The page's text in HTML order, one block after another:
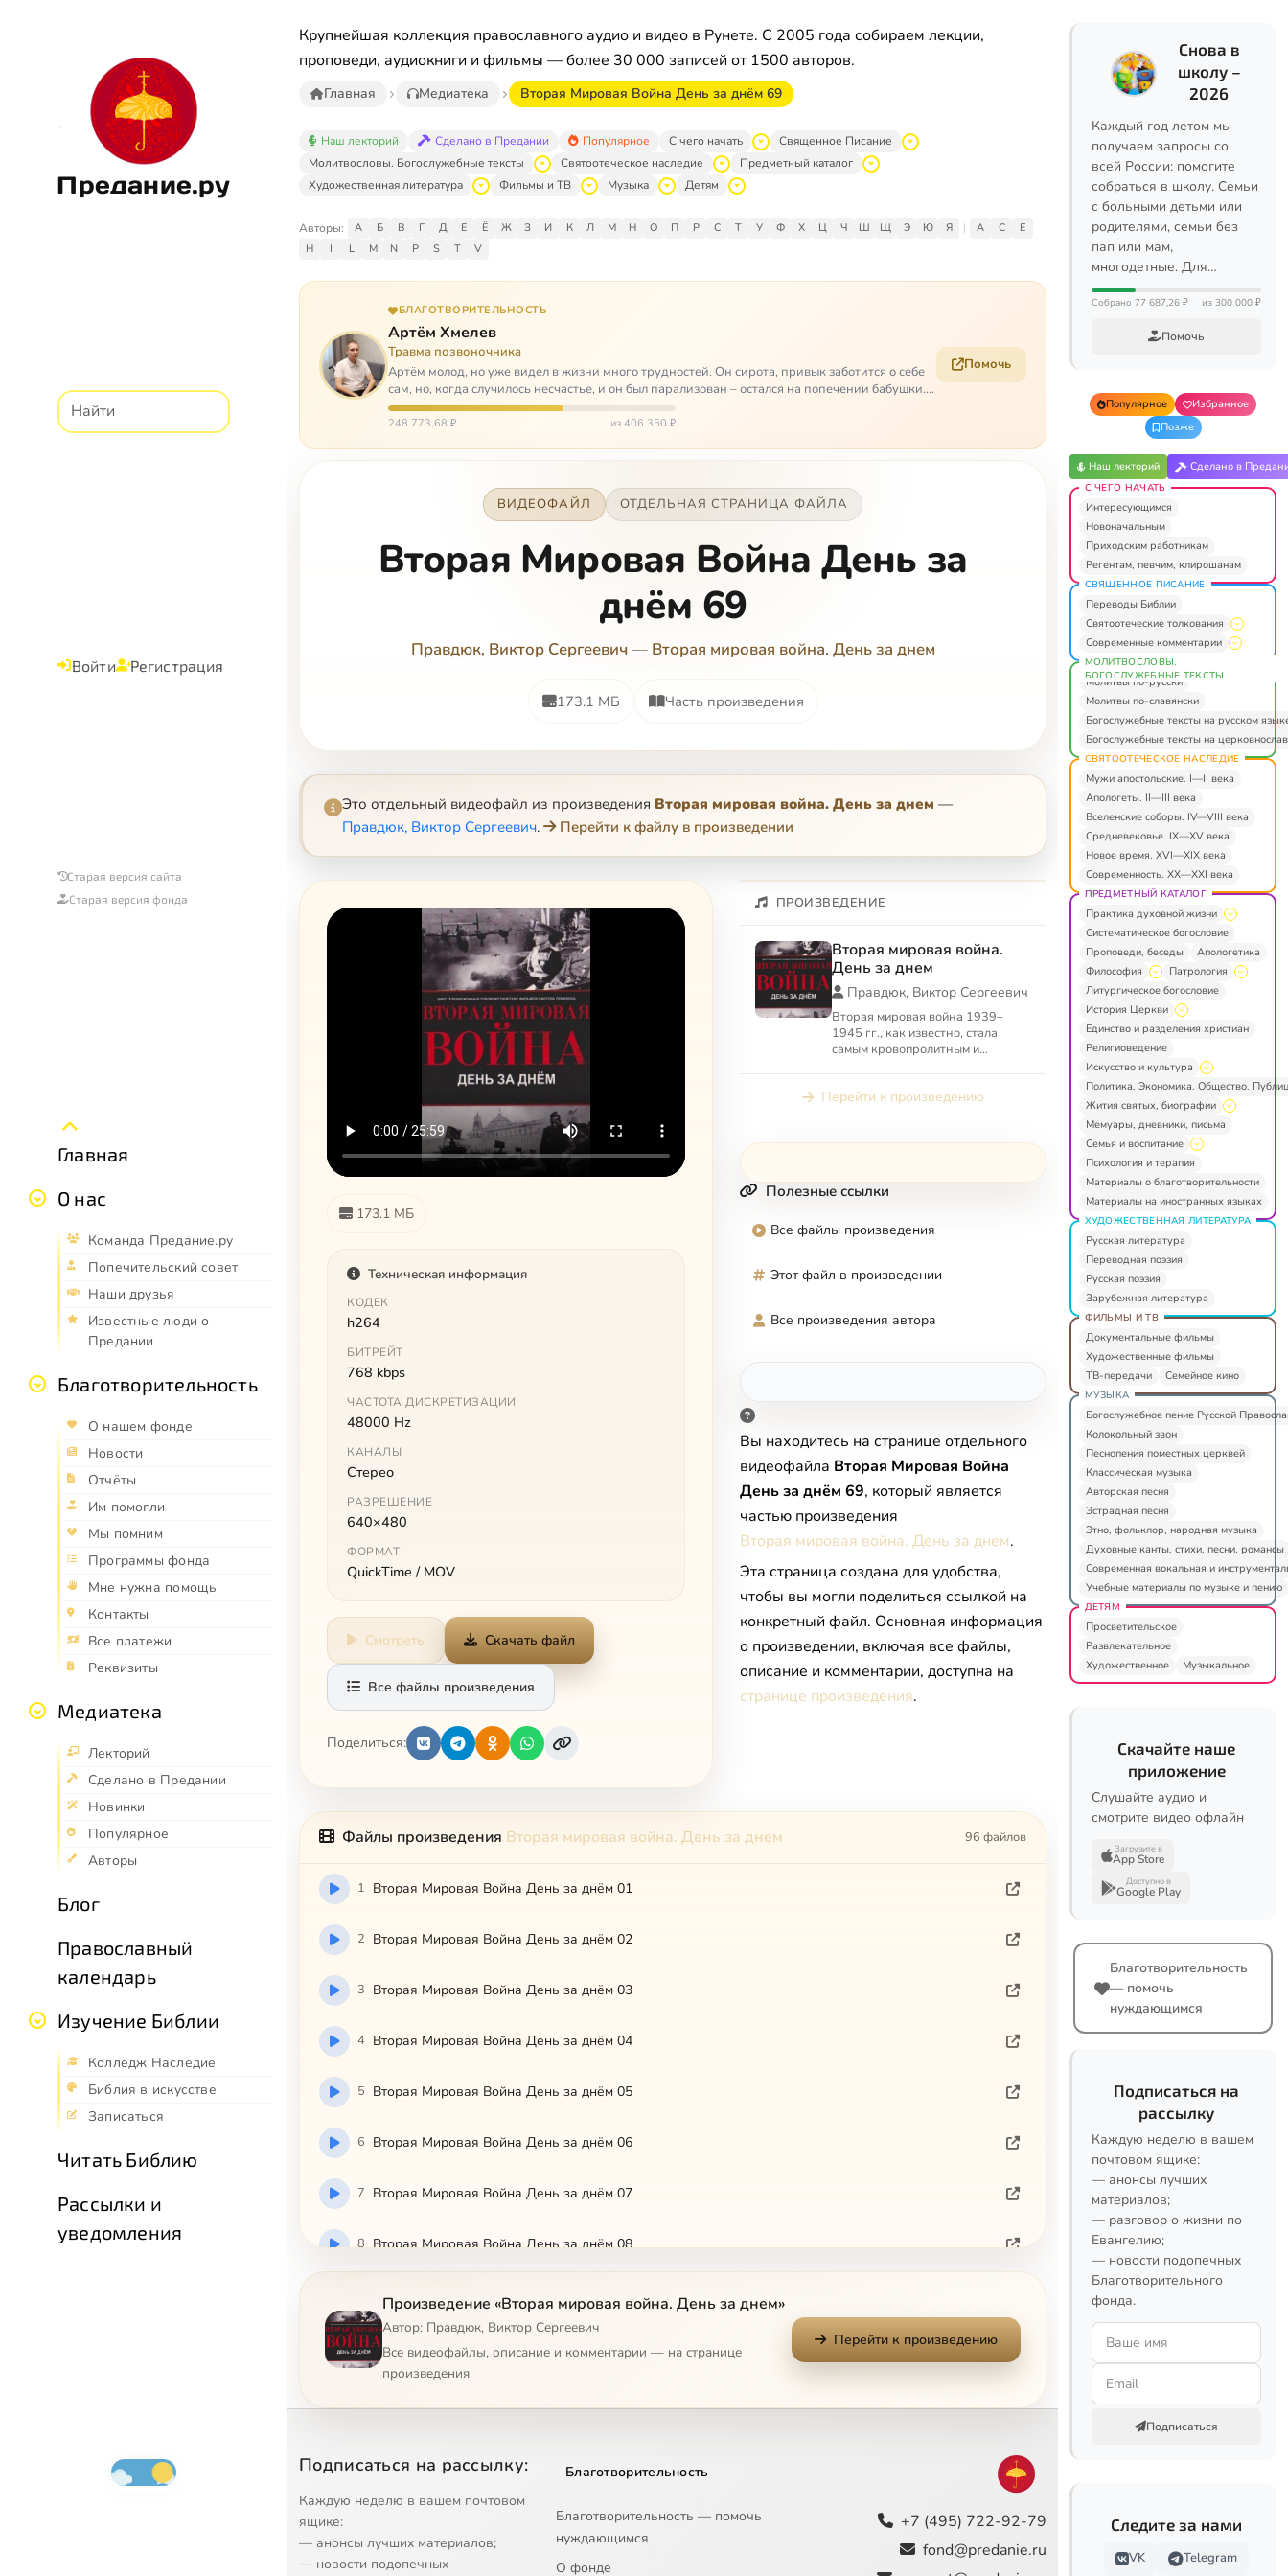
Предание.ру
Войти Регистрация
Старая версия сайта
Старая версия фонда
Главная
О нас
Команда Предание.ру
Попечительский совет
Наши друзья
Известные люди о
Предании
Благотворительность
О нашем фонде
Новости
Отчёты
Им помогли
Мы помним
Программы фонда
Мне нужна помощь
Контакты
Все платежи
Реквизиты
Медиатека
Лекторий
Сделано в Предании
Новинки
Популярное
Авторы
Блог
Православный
календарь
Изучение Библии
Колледж Наследие
Библия в искусстве
Записаться
Читать Библию
Рассылки и
уведомления
Крупнейшая коллекция православного аудио и видео в Рунете. С 2005 года собираем лекции,
проповеди, аудиокниги и фильмы — более 30 000 записей от 1500 авторов.
Главная Медиатека Вторая Мировая Война День за днём 69
Наш лекторий Сделано в Предании Популярное С чего начать
Священное Писание
Молитвословы. Богослужебные тексты
Святоотеческое наследие
Предметный каталог
Художественная литература
Фильмы и ТВ Музыка Детям
Авторы: А Б В Г Д Е Ё Ж З И К Л М Н О П Р С Т У Ф Х Ц Ч Ш Щ Э Ю Я | A C
E
H
I L M N P S T V
БЛАГОТВОРИТЕЛЬНОСТЬ
Артём Хмелев
Травма позвоночника
Артём молод, но уже видел в жизни много трудностей. Он сирота, привык заботится о себе
сам, но, когда случилось несчастье, и он был парализован – остался на попечении бабушки.
И кр…
248 773,68 ₽ из 406 350 ₽
Помочь
ВИДЕОФАЙЛ ОТДЕЛЬНАЯ СТРАНИЦА ФАЙЛА
Вторая Мировая Война День за
днём 69
Правдюк, Виктор Сергеевич— Вторая мировая война. День за днем
173.1 МБ Часть произведения
Это отдельный видеофайл из произведения Вторая мировая война. День за днем —
Правдюк, Виктор Сергеевич. Перейти к файлу в произведении
173.1 МБ
Техническая информация
КОДЕК
h264
БИТРЕЙТ
768 kbps
ЧАСТОТА ДИСКРЕТИЗАЦИИ
48000 Hz
КАНАЛЫ
Стерео
РАЗРЕШЕНИЕ
640×480
ФОРМАТ
QuickTime / MOV
Смотреть Скачать файл
Все файлы произведения
Поделиться:
ПРОИЗВЕДЕНИЕ
Вторая мировая война.
День за днем
Правдюк, Виктор Сергеевич
Вторая мировая война 1939–
1945 гг., как известно, стала
самым кровопролитным и
человечества...
Перейти к произведению
Полезные ссылки
Все файлы произведения
Этот файл в произведении
Все произведения автора
Вы находитесь на странице отдельного
видеофайла Вторая Мировая Война
День за днём 69, который является
частью произведения
Вторая мировая война. День за днем.
Эта страница создана для удобства,
чтобы вы могли поделиться ссылкой на
конкретный файл. Основная информация
о произведении, включая все файлы,
описание и комментарии, доступна на
странице произведения.
Файлы произведения Вторая мировая война. День за днем 96 файлов
1 Вторая Мировая Война День за днём 01
2 Вторая Мировая Война День за днём 02
3 Вторая Мировая Война День за днём 03
4 Вторая Мировая Война День за днём 04
5 Вторая Мировая Война День за днём 05
6 Вторая Мировая Война День за днём 06
7 Вторая Мировая Война День за днём 07
8 Вторая Мировая Война День за днём 08
Вторая Мировая Война День за днём 09
10 Вторая Мировая Война День за днём 10
13 Вторая Мировая Война День за днём 13
14 Вторая Мировая Война День за днём 14
Произведение «Вторая мировая война. День за днем»
Автор: Правдюк, Виктор Сергеевич
Все видеофайлы, описание и комментарии — на странице
произведения
Перейти к произведению
Подписаться на рассылку:
Каждую неделю в вашем почтовом
ящике:
— анонсы лучших материалов;
— новости подопечных
Благотворительность
Благотворительность — помочь
нуждающимся
О фонде
+7 (495) 722-92-79
fond@predanie.ru
Снова в
школу –
2026
Каждый год летом мы
получаем запросы со
всей России: помогите
собраться в школу. Семьи
с больными детьми или
родителями, семьи без
пап или мам,
многодетные. Для…
Собрано 77 687,26 ₽ из 300 000 ₽
Помочь
Популярное
Избранное
Позже
Наш лекторий Сделано в
С ЧЕГО НАЧАТЬ
Интересующимся
Новоначальным
Приходским работникам
Регентам, певчим, клирошанам
СВЯЩЕННОЕ ПИСАНИЕ
Переводы Библии
Святоотеческие толкования
Современные комментарии
МОЛИТВОСЛОВЫ.
БОГОСЛУЖЕБНЫЕ ТЕКСТЫ
Молитвы по-русски
Молитвы по-славянски
Богослужебные тексты на русском
Богослужебные тексты на
СВЯТООТЕЧЕСКОЕ НАСЛЕДИЕ
Мужи апостольские. I—II века
Апологеты. II—III века
Вселенские соборы. IV—VIII века
Средневековье. IX—XV века
Новое время. XVI—XIX века
Современность. XX—XXI века
ПРЕДМЕТНЫЙ КАТАЛОГ
Практика духовной жизни
Систематическое богословие
Проповеди, беседы
Апологетика
Философия
Патрология
Литургическое богословие
История Церкви
Единство и разделения христиан
Религиоведение
Искусство и культура
Политика. Экономика. Общество.
Жития святых, биографии
Мемуары, дневники, письма
Семья и воспитание
Психология и терапия
Материалы о благотворительности
Материалы на иностранных языках
ХУДОЖЕСТВЕННАЯ ЛИТЕРАТУРА
Русская литература
Переводная поэзия
Русская поэзия
Зарубежная литература
ФИЛЬМЫ И ТВ
Документальные фильмы
Художественные фильмы
ТВ-передачи
Семейное кино
МУЗЫКА
Богослужебное пение Русской
Колокольный звон
Песнопения поместных церквей
Классическая музыка
Авторская песня
Эстрадная песня
Этно, фольклор, народная музыка
Духовные канты, стихи, песни, романсы
Современная вокальная и
Учебные материалы по музыке и пению
ДЕТЯМ
Просветительское
Развлекательное
Художественное
Музыкальное
Скачайте наше
приложение
Слушайте аудио и
смотрите видео офлайн
Загрузите в
App Store
Доступно в
Google Play
Благотворительность
— помочь
нуждающимся
Подписаться на
рассылку
Каждую неделю в вашем
почтовом ящике:
— анонсы лучших
материалов;
— разговор о жизни по
Евангелию;
— новости подопечных
Благотворительного
фонда.
Подписаться
Следите за нами
VK
Telegram